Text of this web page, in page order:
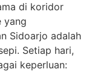
di koridor
yang
Sidoarjo adalah
Setiap hari,
keperluan: